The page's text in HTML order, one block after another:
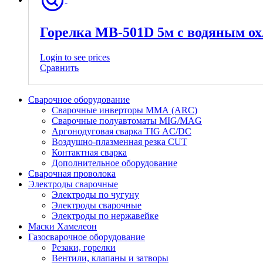
Горелка МВ-501D 5м с водяным
Login to see prices
Сравнить
Сварочное оборудование
Сварочные инверторы ММА (ARC)
Сварочные полуавтоматы MIG/MAG
Аргонодуговая сварка TIG AC/DC
Воздушно-плазменная резка CUT
Контактная сварка
Дополнительное оборудование
Сварочная проволока
Электроды сварочные
Электроды по чугуну
Электроды сварочные
Электроды по нержавейке
Маски Хамелеон
Газосварочное оборудование
Резаки, горелки
Вентили, клапаны и затворы